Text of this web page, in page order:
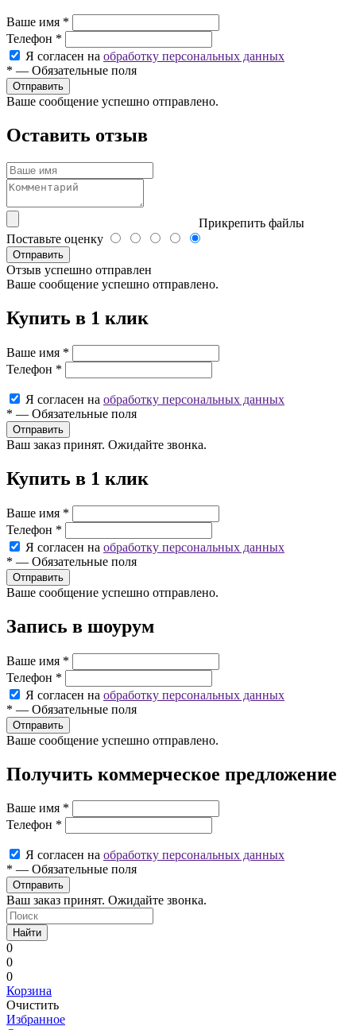
Ваше имя *
Телефон *
Я согласен на обработку персональных данных
* — Обязательные поля
Ваше сообщение успешно отправлено.
Оставить отзыв
Прикрепить файлы
Поставьте оценку
Отправить
Отзыв успешно отправлен
Ваше сообщение успешно отправлено.
Купить в 1 клик
Ваше имя *
Телефон *
Я согласен на обработку персональных данных
* — Обязательные поля
Ваш заказ принят. Ожидайте звонка.
Купить в 1 клик
Ваше имя *
Телефон *
Я согласен на обработку персональных данных
* — Обязательные поля
Ваше сообщение успешно отправлено.
Запись в шоурум
Ваше имя *
Телефон *
Я согласен на обработку персональных данных
* — Обязательные поля
Ваше сообщение успешно отправлено.
Получить коммерческое предложение
Ваше имя *
Телефон *
Я согласен на обработку персональных данных
* — Обязательные поля
Ваш заказ принят. Ожидайте звонка.
Найти
0
0
0
Корзина
Очистить
Избранное